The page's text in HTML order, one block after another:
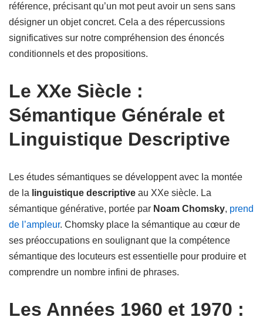
référence, précisant qu’un mot peut avoir un sens sans
désigner un objet concret. Cela a des répercussions
significatives sur notre compréhension des énoncés
conditionnels et des propositions.
Le XXe Siècle :
Sémantique Générale et
Linguistique Descriptive
Les études sémantiques se développent avec la montée
de la linguistique descriptive au XXe siècle. La
sémantique générative, portée par Noam Chomsky, prend
de l’ampleur. Chomsky place la sémantique au cœur de
ses préoccupations en soulignant que la compétence
sémantique des locuteurs est essentielle pour produire et
comprendre un nombre infini de phrases.
Les Années 1960 et 1970 :